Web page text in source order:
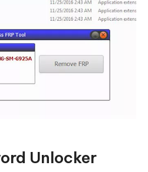
Unlocker